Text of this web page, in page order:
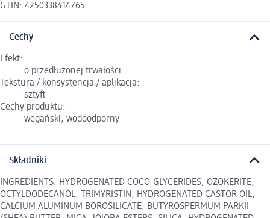
GTIN: 4250338414765
Cechy
Efekt:
o przedłużonej trwałości
Tekstura / konsystencja / aplikacja:
sztyft
Cechy produktu:
wegański, wodoodporny
Składniki
INGREDIENTS: HYDROGENATED COCO-GLYCERIDES, OZOKERITE,
OCTYLDODECANOL, TRIMYRISTIN, HYDROGENATED CASTOR OIL,
CALCIUM ALUMINUM BOROSILICATE, BUTYROSPERMUM PARKII